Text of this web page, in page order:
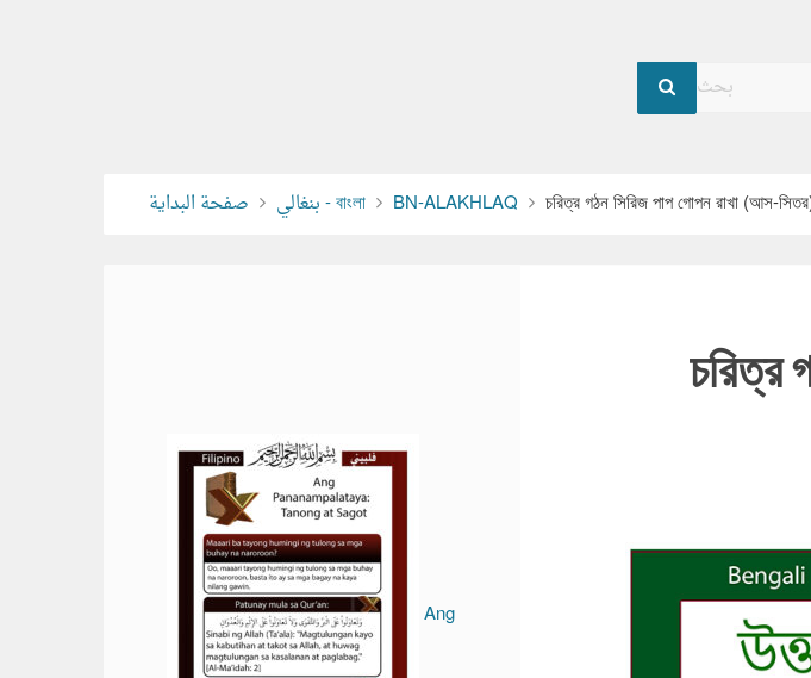
بحث
صفحة البداية بنغالي - বাংলা BN-ALAKHLAQ চরিত্র গঠন সিরিজ পাপ গোপন রাখা (আস-
চরিত্র
Ang